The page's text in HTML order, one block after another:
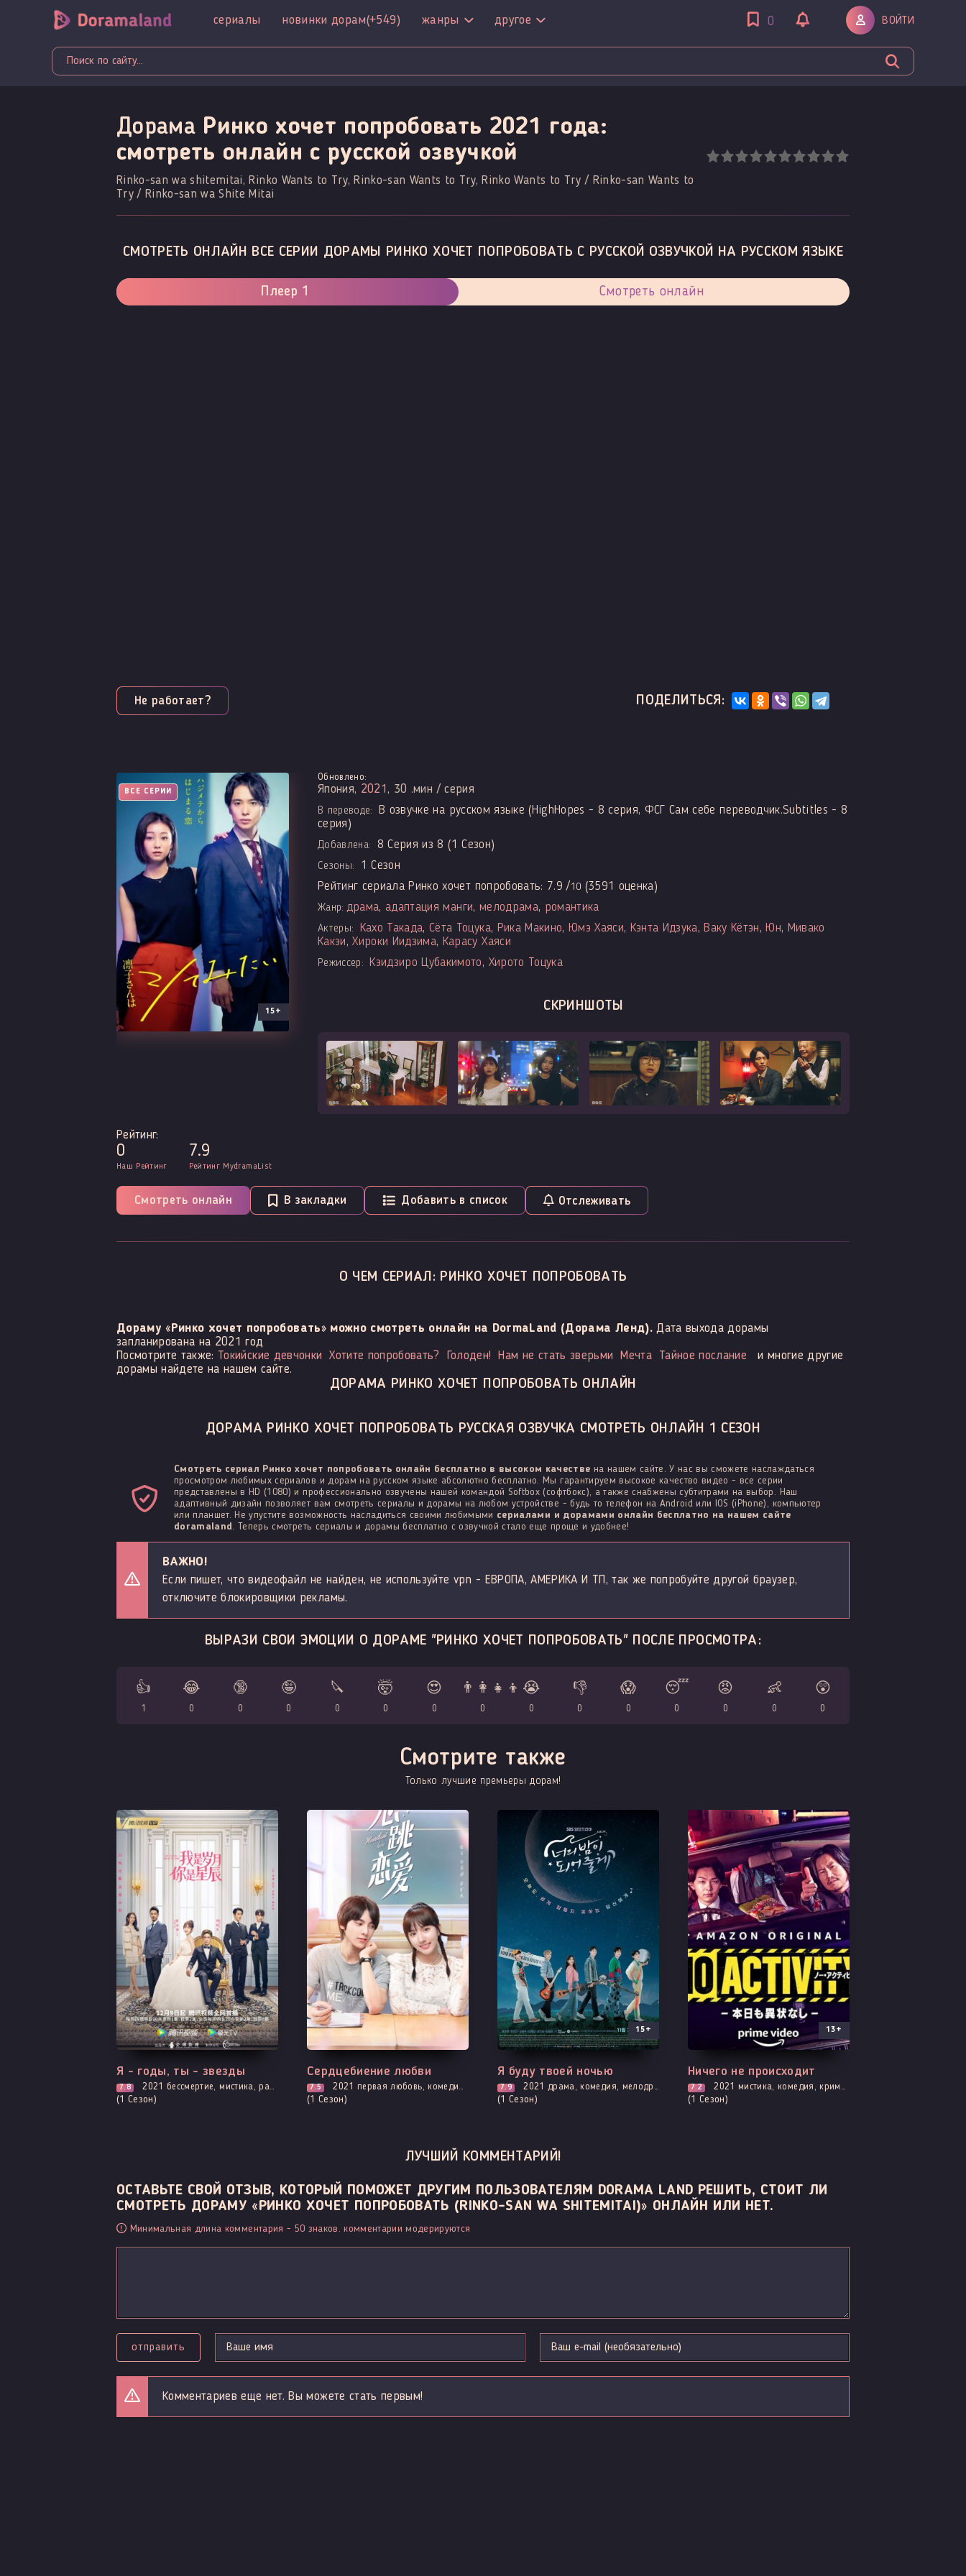
сериалы новинки дорам(+549) жанры другое 0 ВОЙТИ
Дорама Ринко хочет попробовать 2021 года:
смотреть онлайн c русской озвучкой
Rinko-san wa shitemitai, Rinko Wants to Try, Rinko-san Wants to Try, Rinko Wants to Try / Rinko-san Wants to
Try / Rinko-san wa Shite Mitai
СМОТРЕТЬ ОНЛАЙН ВСЕ СЕРИИ ДОРАМЫ РИНКО ХОЧЕТ ПОПРОБОВАТЬ С РУССКОЙ ОЗВУЧКОЙ НА РУССКОМ ЯЗЫКЕ
Плеер 1 Смотреть онлайн
Не работает? ПОДЕЛИТЬСЯ:
ВСЕ СЕРИИ
15+
Обновлено:
Япония, 2021 , 30 .мин / серия
В переводе:
В озвучке на русском языке (HighHopes - 8 серия, ФСГ Сам себе переводчик.Subtitles - 8
серия)
Добавлена: 8 Серия из 8 (1 Сезон)
Сезоны:
1 Сезон
Рейтинг сериала Ринко хочет попробовать: 7.9 /10 (3591 оценка)
Жанр: драма, адаптация манги, мелодрама, романтика
Актеры: Кахо Такада,Сёта Тоцука, Рика Макино, Юмэ Хаяси, Кэнта Идзука, Ваку Кётэн, Юн, Мивако
Какэи,Хироки Иидзима, Карасу Хаяси
Режиссер: Кэидзиро Цубакимото, Хирото Тоцука
СКРИНШОТЫ
Рейтинг:
0
Наш Рейтинг
7.9
Рейтинг MydramaList
Смотреть онлайн В закладки Добавить в список Отслеживать
О ЧЕМ СЕРИАЛ: РИНКО ХОЧЕТ ПОПРОБОВАТЬ
Дораму «Ринко хочет попробовать» можно смотреть онлайн на DormaLand (Дорама Ленд). Дата выхода дорамы
запланирована на 2021 год
Посмотрите также: Токийские девчонки Хотите попробовать? Голоден! Нам не стать зверьми Мечта Тайное послание
и многие другие
дорамы найдете на нашем сайте.
ДОРАМА РИНКО ХОЧЕТ ПОПРОБОВАТЬ ОНЛАЙН
ДОРАМА РИНКО ХОЧЕТ ПОПРОБОВАТЬ РУССКАЯ ОЗВУЧКА СМОТРЕТЬ ОНЛАЙН 1 СЕЗОН
Смотреть сериал Ринко хочет попробовать онлайн бесплатно в высоком качестве на нашем сайте. У нас вы сможете наслаждаться
просмотром любимых сериалов и дорам на русском языке абсолютно бесплатно. Мы гарантируем высокое качество видео - все серии
представлены в HD (1080) и профессионально озвучены нашей командой Softbox (софтбокс), а также снабжены субтитрами на выбор. Наш
адаптивный дизайн позволяет вам смотреть сериалы и дорамы на любом устройстве - будь то телефон на Android или IOS (iPhone), компьютер
или планшет. Не упустите возможность насладиться своими любимыми сериалами и дорамами онлайн бесплатно на нашем сайте
doramaland. Теперь смотреть сериалы и дорамы бесплатно с озвучкой стало еще проще и удобнее!
ВАЖНО!
Если пишет, что видеофайл не найден, не используйте vpn - ЕВРОПА, АМЕРИКА И ТП, так же попробуйте другой браузер,
отключите блокировщики рекламы.
ВЫРАЗИ СВОИ ЭМОЦИИ О ДОРАМЕ "РИНКО ХОЧЕТ ПОПРОБОВАТЬ" ПОСЛЕ ПРОСМОТРА:
👍
1
😂
0
🔞
0
🤪
0
🔪
0
🤯
0
😍
0
👨‍👩‍👧‍👦
0
😭
0
👎
0
😱
0
😴
0
😡
0
👶
0
😲
0
Смотрите также
Только лучшие премьеры дорам!
Все серии
Я - годы, ты - звезды
7.8 2021 бессмертие, мистика, расследование, романтика, фэнтези
(1 Сезон)
Выходит - 2 Серия
Сердцебиение любви
7.5 2021 первая любовь, комедия, про молодость и любовь, романтика, фэнтези, про школу и школьников
(1 Сезон)
Все серии
15+
Я буду твоей ночью
7.9 2021 драма, комедия, мелодрама, музыкальные, романтика
(1 Сезон)
Все серии
13+
Ничего не происходит
7.2 2021 мистика, комедия, криминал, расследование
(1 Сезон)
ЛУЧШИЙ КОММЕНТАРИЙ!
ОСТАВЬТЕ СВОЙ ОТЗЫВ, КОТОРЫЙ ПОМОЖЕТ ДРУГИМ ПОЛЬЗОВАТЕЛЯМ DORAMA LAND РЕШИТЬ, СТОИТ ЛИ
СМОТРЕТЬ ДОРАМУ «РИНКО ХОЧЕТ ПОПРОБОВАТЬ (RINKO-SAN WA SHITEMITAI)» ОНЛАЙН ИЛИ НЕТ.
Минимальная длина комментария - 50 знаков. комментарии модерируются
отправить
Комментариев еще нет. Вы можете стать первым!